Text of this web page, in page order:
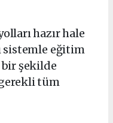
hazır hale
sistemle eğitim
şekilde
tüm